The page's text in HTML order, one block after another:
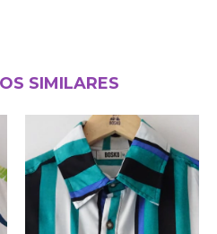
SIMILARES